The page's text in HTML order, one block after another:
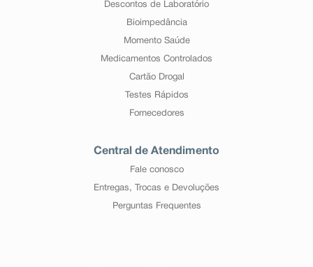
Descontos de Laboratório
Bioimpedância
Momento Saúde
Medicamentos Controlados
Cartão Drogal
Testes Rápidos
Fornecedores
Central de Atendimento
Fale conosco
Entregas, Trocas e Devoluções
Perguntas Frequentes